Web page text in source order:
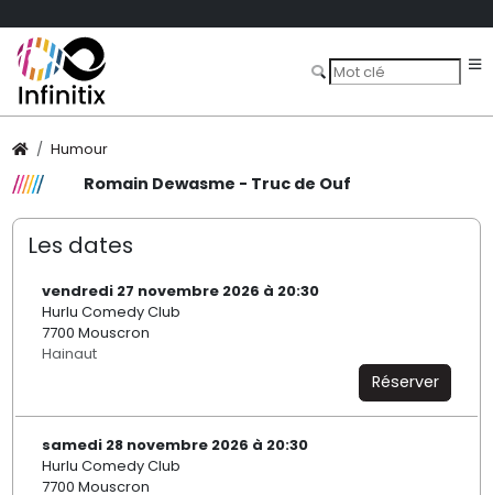
Humour
Romain Dewasme - Truc de Ouf
Les dates
vendredi 27 novembre 2026 à 20:30
Hurlu Comedy Club
7700 Mouscron
Hainaut
Réserver
samedi 28 novembre 2026 à 20:30
Hurlu Comedy Club
7700 Mouscron